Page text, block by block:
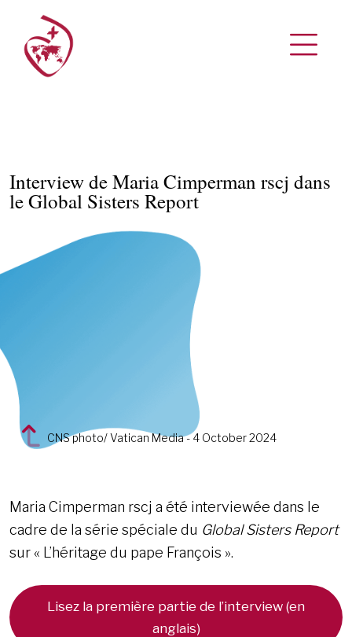
Interview de Maria Cimperman rscj dans
le Global Sisters Report
CNS photo/ Vatican Media - 4 October 2024
Maria Cimperman rscj a été interviewée dans le
cadre de la série spéciale du Global Sisters Report
sur « L’héritage du pape François ».
Lisez la première partie de l’interview (en
anglais)